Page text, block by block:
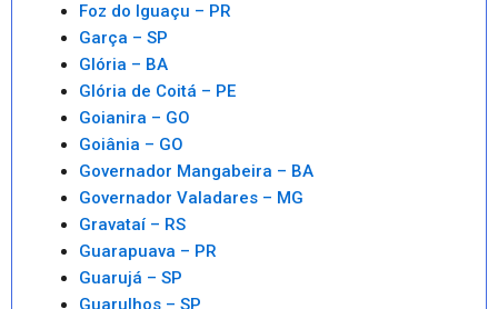
Foz do Iguaçu – PR
Garça – SP
Glória – BA
Glória de Coitá – PE
Goianira – GO
Goiânia – GO
Governador Mangabeira – BA
Governador Valadares – MG
Gravataí – RS
Guarapuava – PR
Guarujá – SP
Guarulhos – SP